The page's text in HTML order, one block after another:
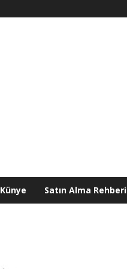
Künye Satın Alma Rehberi